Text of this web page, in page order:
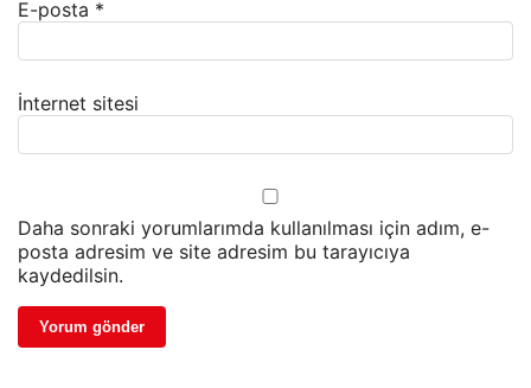
E-posta *
İnternet sitesi
Daha sonraki yorumlarımda kullanılması için adım, e-
posta adresim ve site adresim bu tarayıcıya
kaydedilsin.